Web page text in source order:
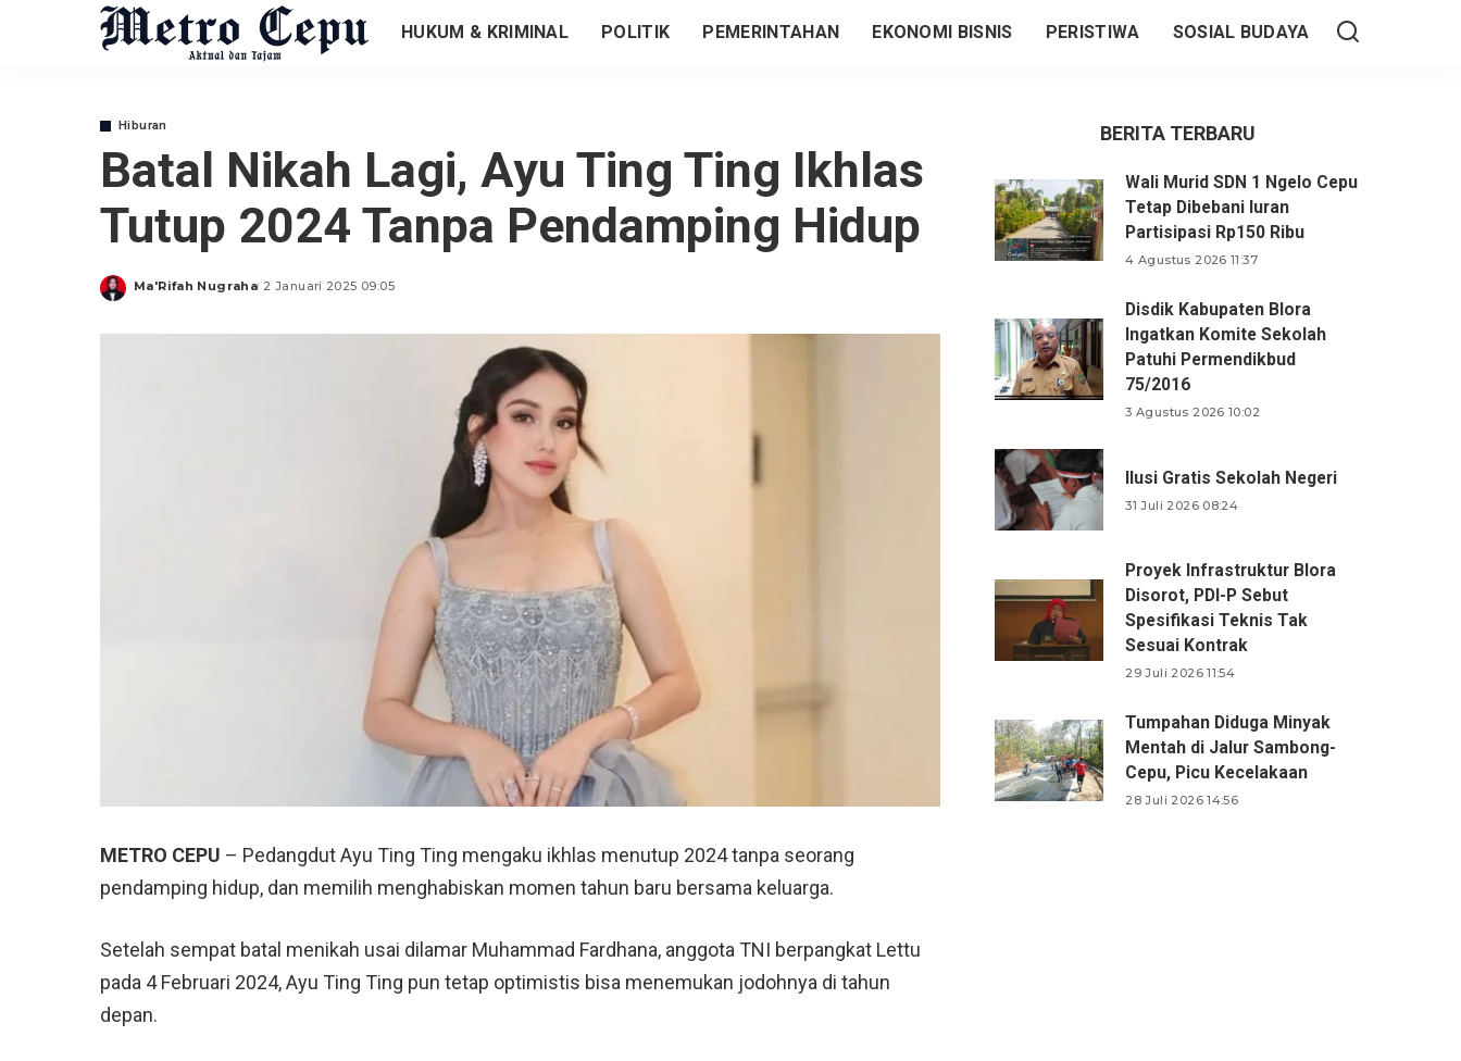
HUKUM & KRIMINAL POLITIK PEMERINTAHAN EKONOMI BISNIS PERISTIWA SOSIAL BUDAYA
Hiburan
Batal Nikah Lagi, Ayu Ting Ting Ikhlas
Tutup 2024 Tanpa Pendamping Hidup
Posted
Ma'Rifah Nugraha 2 Januari 2025 09:05
METRO CEPU – Pedangdut Ayu Ting Ting mengaku ikhlas menutup 2024 tanpa seorang
pendamping hidup, dan memilih menghabiskan momen tahun baru bersama keluarga.
Setelah sempat batal menikah usai dilamar Muhammad Fardhana, anggota TNI berpangkat Lettu
pada 4 Februari 2024, Ayu Ting Ting pun tetap optimistis bisa menemukan jodohnya di tahun
depan.
BERITA TERBARU
Wali Murid SDN 1 Ngelo Cepu
Tetap Dibebani Iuran
Partisipasi Rp150 Ribu
4 Agustus 2026 11:37
Disdik Kabupaten Blora
Ingatkan Komite Sekolah
Patuhi Permendikbud
75/2016
3 Agustus 2026 10:02
Ilusi Gratis Sekolah Negeri
31 Juli 2026 08:24
Proyek Infrastruktur Blora
Disorot, PDI-P Sebut
Spesifikasi Teknis Tak
Sesuai Kontrak
29 Juli 2026 11:54
Tumpahan Diduga Minyak
Mentah di Jalur Sambong-
Cepu, Picu Kecelakaan
28 Juli 2026 14:56